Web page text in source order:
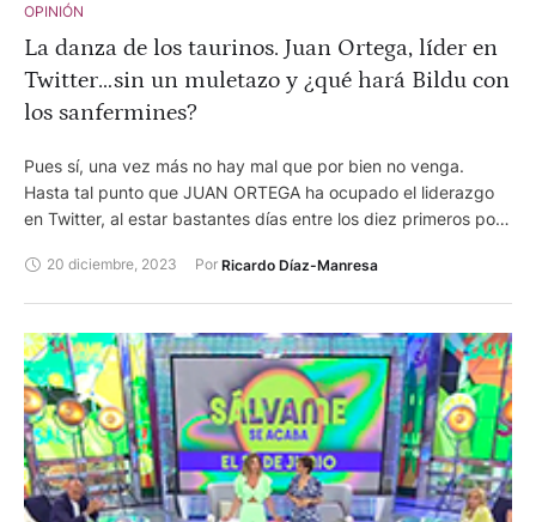
OPINIÓN
La danza de los taurinos. Juan Ortega, líder en
Twitter…sin un muletazo y ¿qué hará Bildu con
los sanfermines?
Pues sí, una vez más no hay mal que por bien no venga.
Hasta tal punto que JUAN ORTEGA ha ocupado el liderazgo
en Twitter, al estar bastantes días entre los diez primeros por
Y, a este paso, querrán verlo en la plaza (ya está en FALLAS),
especialistas, comentaristas, tertulianos sólo con su vacío
bla,bla,bla. El ahora famoso por la tele y matrimonio, JUAN
DEL VAL, costalero de oro del torero y amigo, se empeña en
hablar descubriendo el Mediterráneo para no decir nada. ¡Que
sólo lo saben las familias y no han dicho ni pío! Pero ya ven : el
torero, líder en twitter sin dar un muletazo. Los de la tele
basura, que ahora ocupan los puestos de las antiguas
20 diciembre, 2023 Por Ricardo Díaz-Manresa